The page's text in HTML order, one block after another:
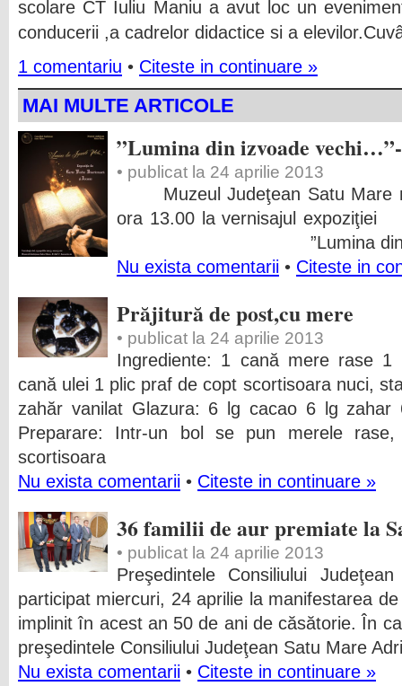
scolare CT Iuliu Maniu a avut loc un
conducerii ,a cadrelor didactice si a
1 comentariu • Citeste in continuare »
MAI MULTE ARTICOLE
”Lumina din izvoade
• publicat la 24 aprilie 2013
Muzeul Judeţean Satu Mare
ora 13.00 la
”Lumina din
Nu exista comentarii • Citeste in
Prăjitură de post,cu mere
• publicat la 24 aprilie 2013
Ingrediente: 1 cană mere rase
cană ulei 1 plic praf de copt scortisoara nuci,
zahăr vanilat Glazura: 6 lg cacao 6 lg
Preparare: Intr-un bol se pun merele
scortisoara
Nu exista comentarii • Citeste in continuare »
36 familii de aur premiate la
• publicat la 24 aprilie 2013
Preşedintele Consiliului
participat miercuri, 24 aprilie la manifestarea
implinit în acest an 50 de ani de căsătorie. În
preşedintele Consiliului Judeţean Satu Mare
Nu exista comentarii • Citeste in continuare »